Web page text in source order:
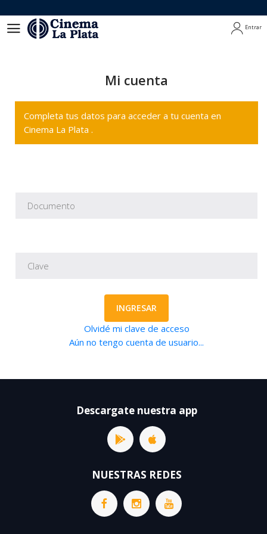
Entrar
Mi cuenta
Completa tus datos para acceder a tu cuenta en
Cinema La Plata .
INGRESAR
Olvidé mi clave de acceso
Aún no tengo cuenta de usuario...
Descargate nuestra app
NUESTRAS REDES